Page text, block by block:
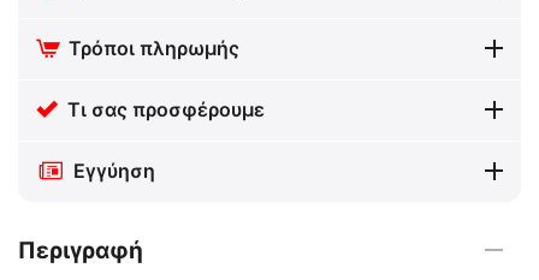
Τρόποι πληρωμής
Τι σας προσφέρουμε
Εγγύηση
Περιγραφή